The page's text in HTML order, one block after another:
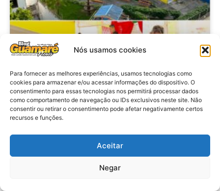
Nós usamos cookies
Para fornecer as melhores experiências, usamos tecnologias como
cookies para armazenar e/ou acessar informações do dispositivo. O
consentimento para essas tecnologias nos permitirá processar dados
como comportamento de navegação ou IDs exclusivos neste site. Não
consentir ou retirar o consentimento pode afetar negativamente certos
recursos e funções.
Aceitar
Negar
Agenda: 10ª Mostra Pedagógica
da Casa Durval Paiva acontecerá
nesta quarta-feira (29)